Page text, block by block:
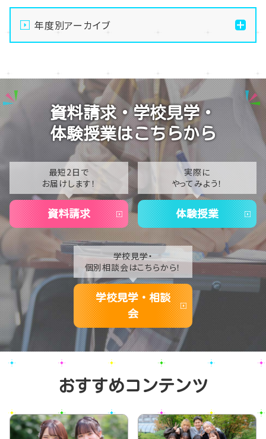
【新潟】8/9朱鷺メッセ合同相談会に出展します！通信
制高校の不安や疑問を解消しよう🍧✨
【新潟】SNS部の活動の様子・・・😍
【新潟】手先を動かして無心になる。最高のデジタルデ
トックス、はじめませんか？🧶
【新潟】体育祭実行委員が始動！最高の思い出づくりに
チャレンジ🔥😊
年度別アーカイブ
2025
2024
2023
2021
2020
資料請求・学校見学・
体験授業はこちらから
最短2日で
お届けします！
資料請求
実際に
やってみよう！
体験授業
学校見学・
個別相談会はこちらから！
学校見学・相談
会
おすすめコンテンツ